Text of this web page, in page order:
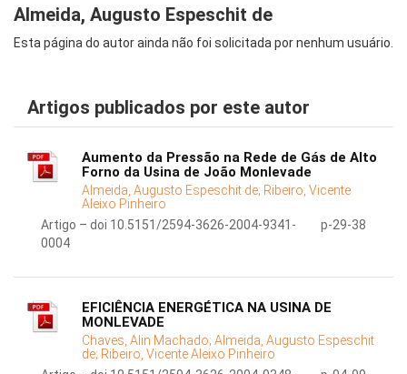
Almeida, Augusto Espeschit de
Esta página do autor ainda não foi solicitada por nenhum usuário.
Artigos publicados por este autor
Aumento da Pressão na Rede de Gás de Alto
Forno da Usina de João Monlevade
Almeida, Augusto Espeschit de; Ribeiro, Vicente
Aleixo Pinheiro
Artigo – doi 10.5151/2594-3626-2004-9341-
0004
p-29-38
EFICIÊNCIA ENERGÉTICA NA USINA DE
MONLEVADE
Chaves, Alin Machado; Almeida, Augusto Espeschit
de; Ribeiro, Vicente Aleixo Pinheiro